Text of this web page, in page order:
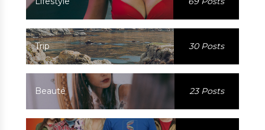
Trip 30 Posts
Beauté 23 Posts